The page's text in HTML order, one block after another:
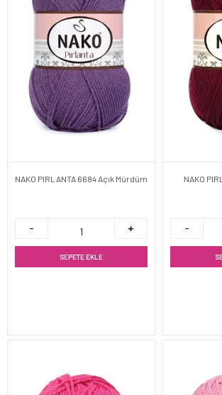
NAKO PIRLANTA 6684 Açık Mürdüm
SEPETE EKLE
NAKO